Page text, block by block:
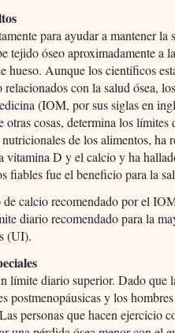
para ayudar a mantener la
tejido óseo aproximadamente a
hueso. Aunque los científicos
con la salud ósea,
(IOM, por sus siglas en
cosas, determina los límites
de los alimentos, ha
vitamina D y el calcio y ha
fiables fue el beneficio para la
calcio recomendado por el
diario recomendado para la
(UI).
límite diario superior. Dado que
postmenopáusicas y los
personas que hacen ejercicio